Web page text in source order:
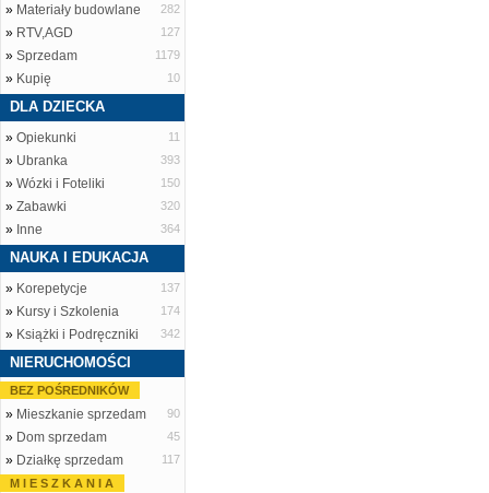
» Materiały budowlane 282
» RTV,AGD 127
» Sprzedam 1179
» Kupię 10
DLA DZIECKA
» Opiekunki 11
» Ubranka 393
» Wózki i Foteliki 150
» Zabawki 320
» Inne 364
NAUKA I EDUKACJA
» Korepetycje 137
» Kursy i Szkolenia 174
» Książki i Podręczniki 342
NIERUCHOMOŚCI
BEZ POŚREDNIKÓW
» Mieszkanie sprzedam 90
» Dom sprzedam 45
» Działkę sprzedam
117
M I E S Z K A N I A